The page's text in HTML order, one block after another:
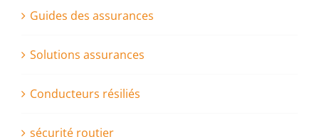
Guides des assurances
Solutions assurances
Conducteurs résiliés
sécurité routier